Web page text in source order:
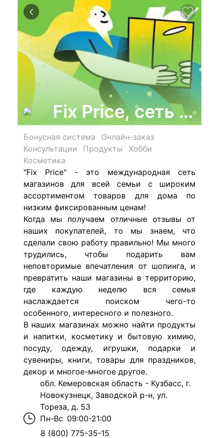
Fix Price, сеть
Бонусная система
Онлайн-заказ
Консультации
Продукты
Хобби
Косметика
"Fix Price" - это международная сеть
магазинов для всей семьи с широким
ассортиментом товаров для дома по
низким фиксированным ценам!
Когда мы получаем отличные отзывы от
наших покупателей, то мы знаем, что
сделали свою работу правильно! Мы много
трудились, чтобы подарить вам
неповторимые впечатления от шопинга, и
превратить наши магазины в территорию,
где каждую неделю вся семья
наслаждается поиском чего-то
особенного, интересного и полезного.
В наших магазинах можно найти продукты
и напитки, косметику и бытовую химию,
посуду, одежду, игрушки, подарки и
сувениры, книги, товары для праздников,
декор и многое-многое другое.
обл. Кемеровская область - Кузбасс, г.
Новокузнецк, Заводской р-н, ул.
Тореза, д. 53
Пн-Вс 09:00-21:00
8 (800) 775-35-15